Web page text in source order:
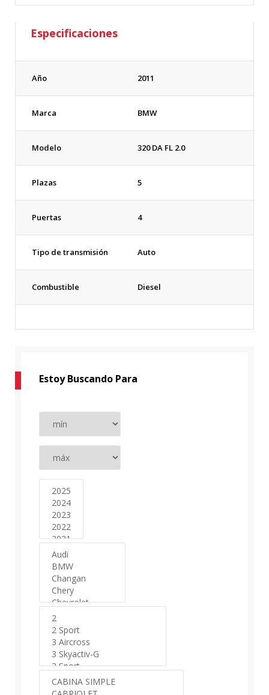
Especificaciones
Año 2011
Marca BMW
Modelo 320 DA FL 2.0
Plazas 5
Puertas 4
Tipo de transmisión Auto
Combustible Diesel
Estoy Buscando Para